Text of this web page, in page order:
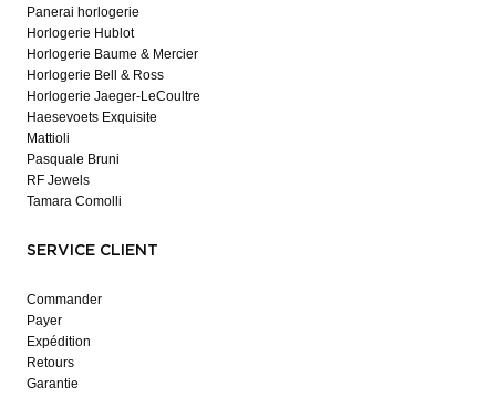
Panerai horlogerie
Horlogerie Hublot
Horlogerie Baume & Mercier
Horlogerie Bell & Ross
Horlogerie Jaeger-LeCoultre
Haesevoets Exquisite
Mattioli
Pasquale Bruni
RF Jewels
Tamara Comolli
SERVICE CLIENT
Commander
Payer
Expédition
Retours
Garantie